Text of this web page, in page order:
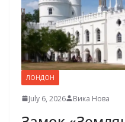
ЛОНДОН
July 6, 2026 Вика Нова